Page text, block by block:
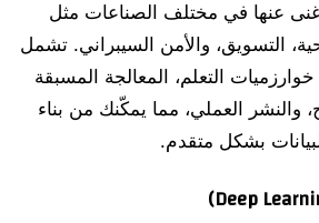
غنى عنها في مختلف الصناعات مثل
التسويق، والأمن السيبراني. تشمل
التعلم، المعالجة المسبقة
والنشر العملي، مما يمكّنك من بناء
بشكل متقدم.